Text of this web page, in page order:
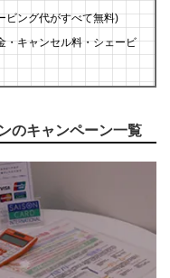
ビング代がすべて無料)
・キャンセル料・シェービ
のキャンペーン一覧